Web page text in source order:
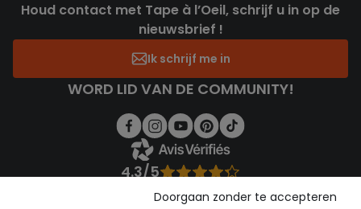
Houd contact met Tape à l’Oeil, schrijf u in op de
nieuwsbrief !
Ik schrijf me in
WORD LID VAN DE COMMUNITY!
4.3/5
Bekijk de vertrouwensverklaring
Doorgaan zonder te accepteren